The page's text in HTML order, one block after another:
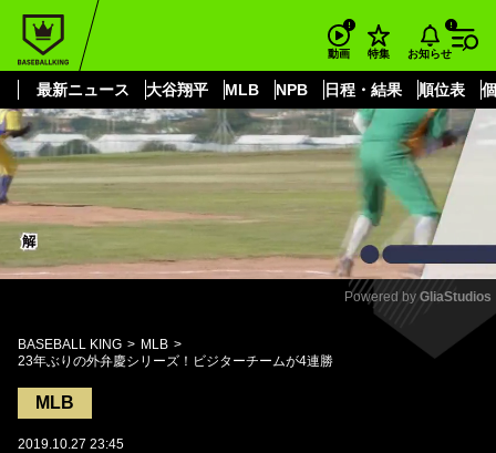
動画 特集 お知らせ
最新ニュース 大谷翔平 MLB NPB 日程・結果 順位表
もっと見る
Mute
Powered by GliaStudios
BASEBALL KING
MLB
23年ぶりの外弁慶シリーズ！ビジターチームが4連勝
MLB
2019.10.27 23:45